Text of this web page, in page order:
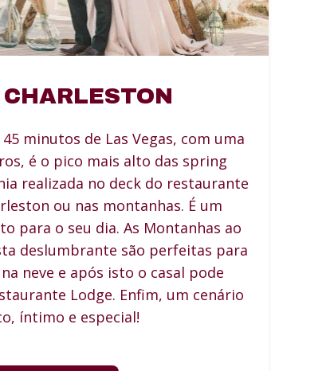
minutos de Las Vegas, com uma
é o pico mais alto das spring
realizada no deck do restaurante
ou nas montanhas. É um
para o seu dia. As Montanhas ao
deslumbrante são perfeitas para
neve e após isto o casal pode
Lodge. Enfim, um cenário
íntimo e especial!